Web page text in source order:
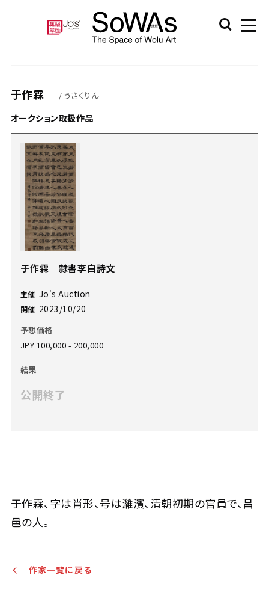
于作霖 / うさくりん
于作霖、字は肖形、号は濰濱、清朝初期の官員で、昌
邑の人。
オークション取扱作品
于作霖 隸書李白詩文
主催 Jo's Auction
開催 2023/10/20
予想価格
JPY 100,000 - 200,000
結果
公開終了
作家一覧に戻る